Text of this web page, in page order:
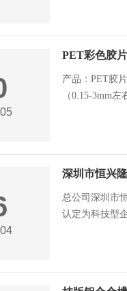
PET彩色胶
产品：PET胶
（0.15-3mm
总公司深圳市
认定为科技型